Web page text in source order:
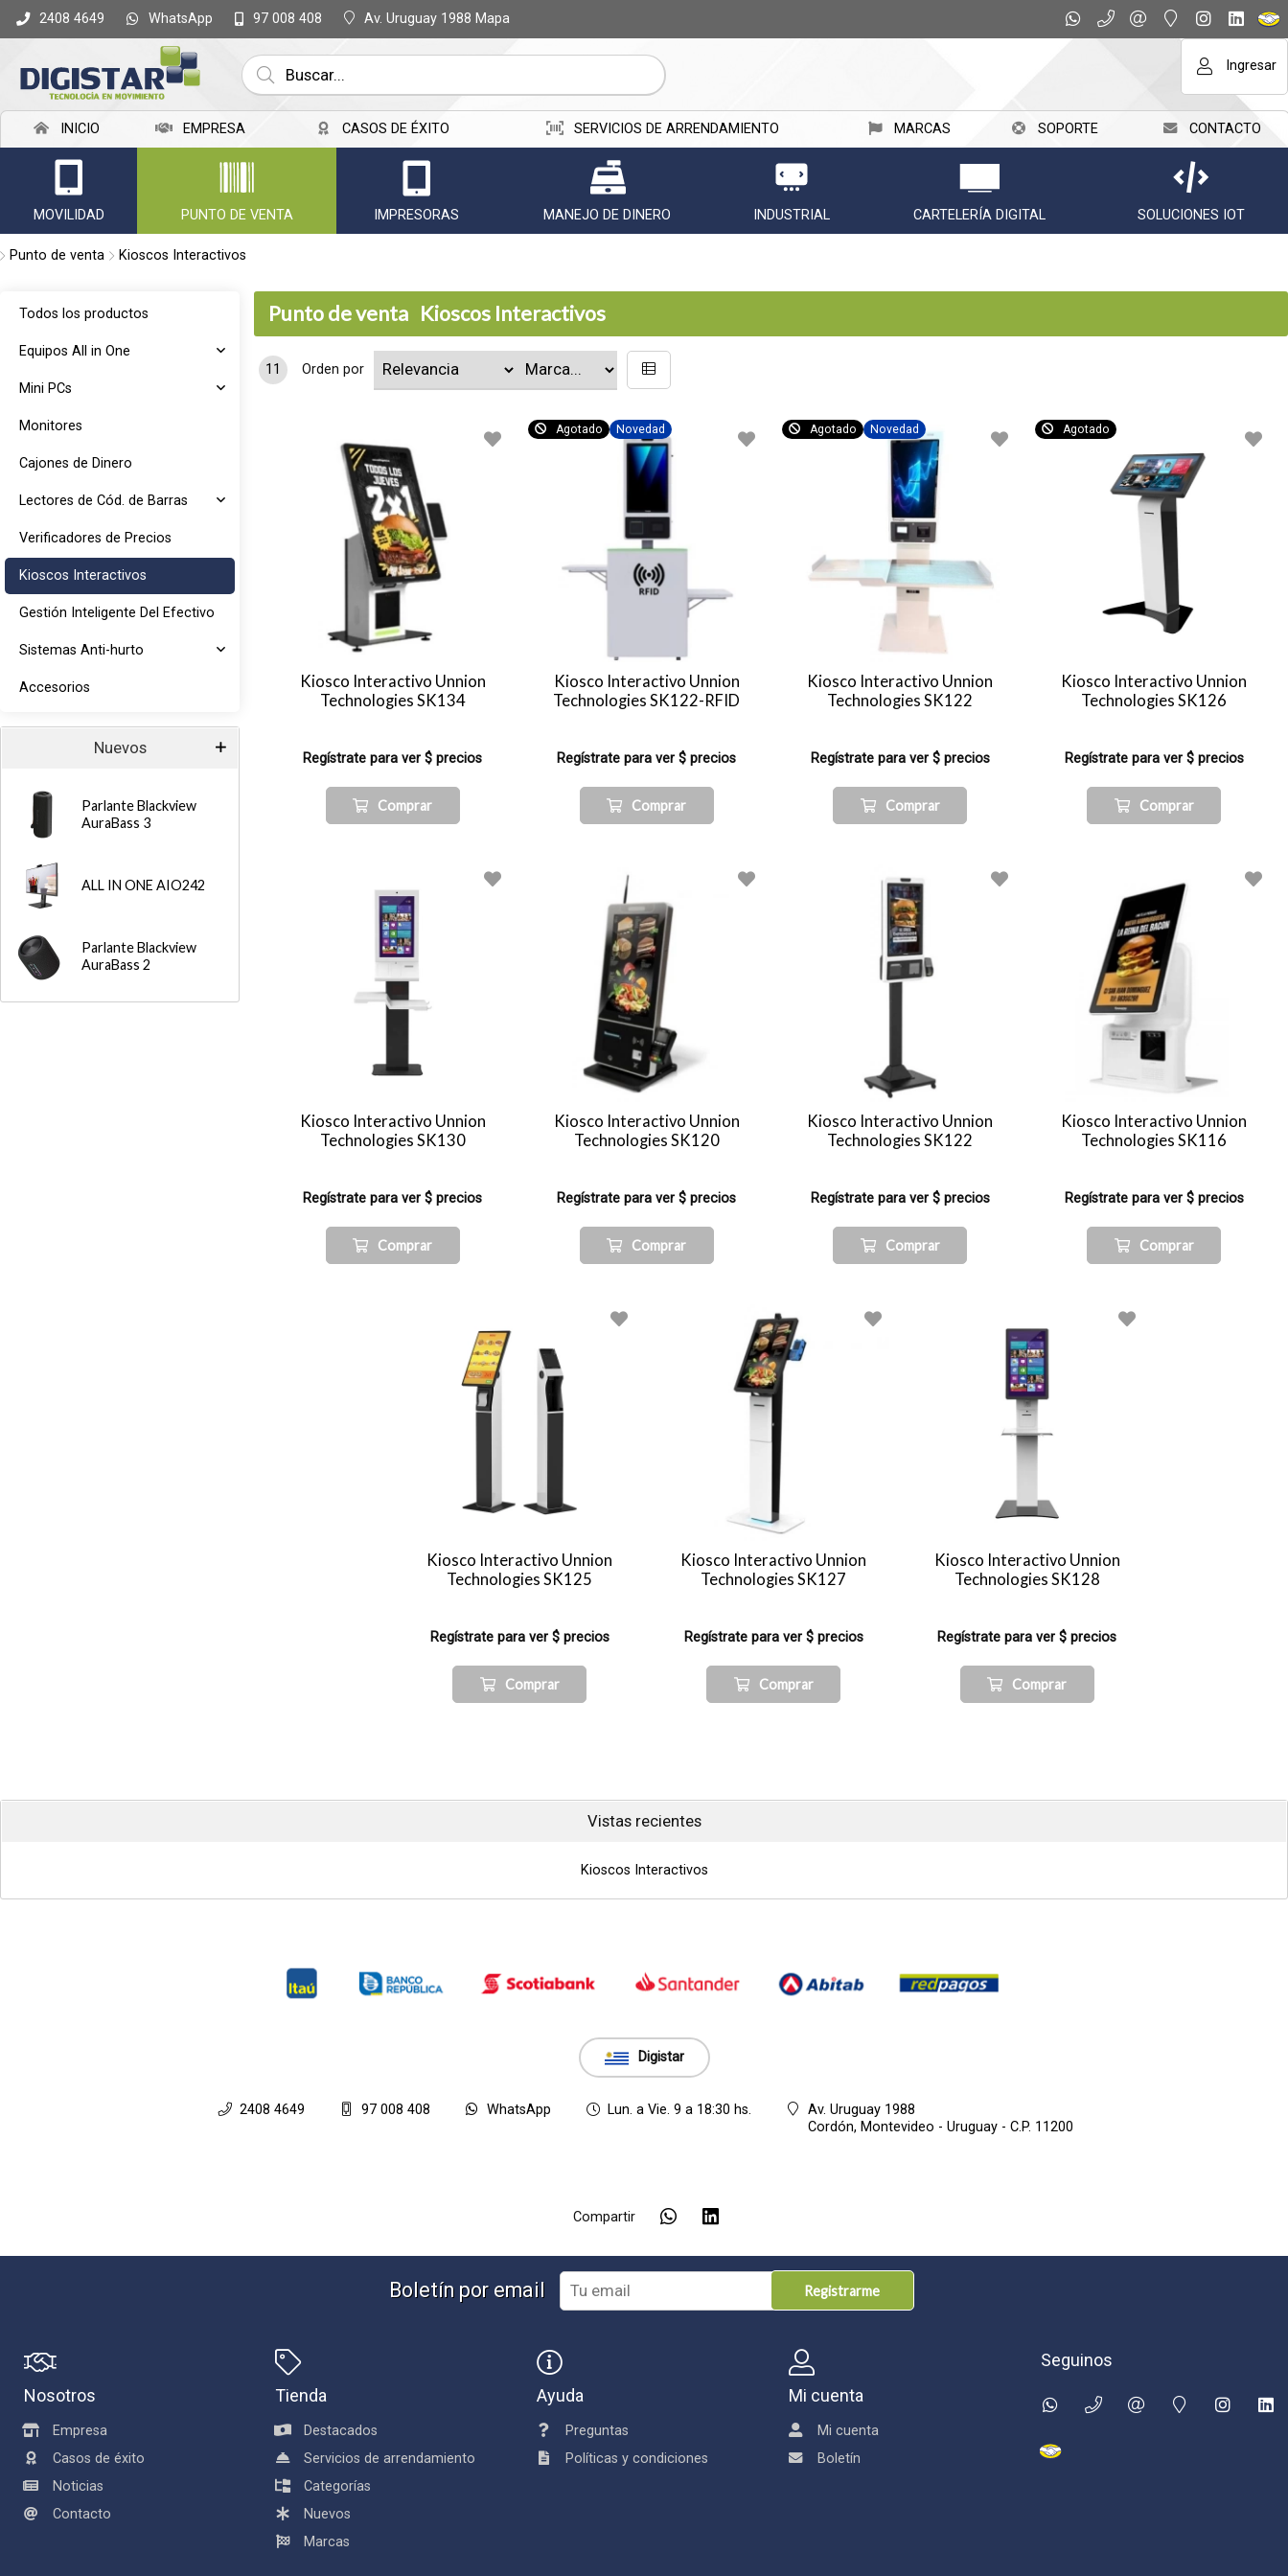
2408 4649 WhatsApp 97 008 408 Av. Uruguay 1988 Mapa
Ingresar
INICIO EMPRESA CASOS DE ÉXITO SERVICIOS DE ARRENDAMIENTO MARCAS SOPORTE CONTACTO
MOVILIDAD PUNTO DE VENTA IMPRESORAS MANEJO DE DINERO INDUSTRIAL CARTELERÍA DIGITAL SOLUCIONES IOT
Punto de venta Kioscos Interactivos
Todos los productos
Equipos All in One
Mini PCs
Monitores
Cajones de Dinero
Lectores de Cód. de Barras
Verificadores de Precios
Kioscos Interactivos
Gestión Inteligente Del Efectivo
Sistemas Anti-hurto
Accesorios
Nuevos
Parlante Blackview
AuraBass 3
ALL IN ONE AIO242
Parlante Blackview
AuraBass 2
Punto de venta Kioscos Interactivos
11 Orden por
Kiosco Interactivo Unnion
Technologies SK134
Regístrate para ver $ precios
Comprar
Agotado Novedad
Kiosco Interactivo Unnion
Technologies SK122-RFID
Regístrate para ver $ precios
Comprar
Agotado Novedad
Kiosco Interactivo Unnion
Technologies SK122
Regístrate para ver $ precios
Comprar
Agotado
Kiosco Interactivo Unnion
Technologies SK126
Regístrate para ver $ precios
Comprar
Kiosco Interactivo Unnion
Technologies SK130
Regístrate para ver $ precios
Comprar
Kiosco Interactivo Unnion
Technologies SK120
Regístrate para ver $ precios
Comprar
Kiosco Interactivo Unnion
Technologies SK122
Regístrate para ver $ precios
Comprar
Kiosco Interactivo Unnion
Technologies SK116
Regístrate para ver $ precios
Comprar
Kiosco Interactivo Unnion
Technologies SK125
Regístrate para ver $ precios
Comprar
Kiosco Interactivo Unnion
Technologies SK127
Regístrate para ver $ precios
Comprar
Kiosco Interactivo Unnion
Technologies SK128
Regístrate para ver $ precios
Comprar
Vistas recientes
Kioscos Interactivos
Digistar
2408 4649 97 008 408 WhatsApp Lun. a Vie. 9 a 18:30 hs.
Av. Uruguay 1988
Cordón, Montevideo - Uruguay - C.P. 11200
Compartir
Boletín por email Registrarme
Nosotros
Empresa
Casos de éxito
Noticias
Contacto
Tienda
Destacados
Servicios de arrendamiento
Categorías
Nuevos
Marcas
Ayuda
Preguntas
Políticas y condiciones
Mi cuenta
Mi cuenta
Boletín
Seguinos